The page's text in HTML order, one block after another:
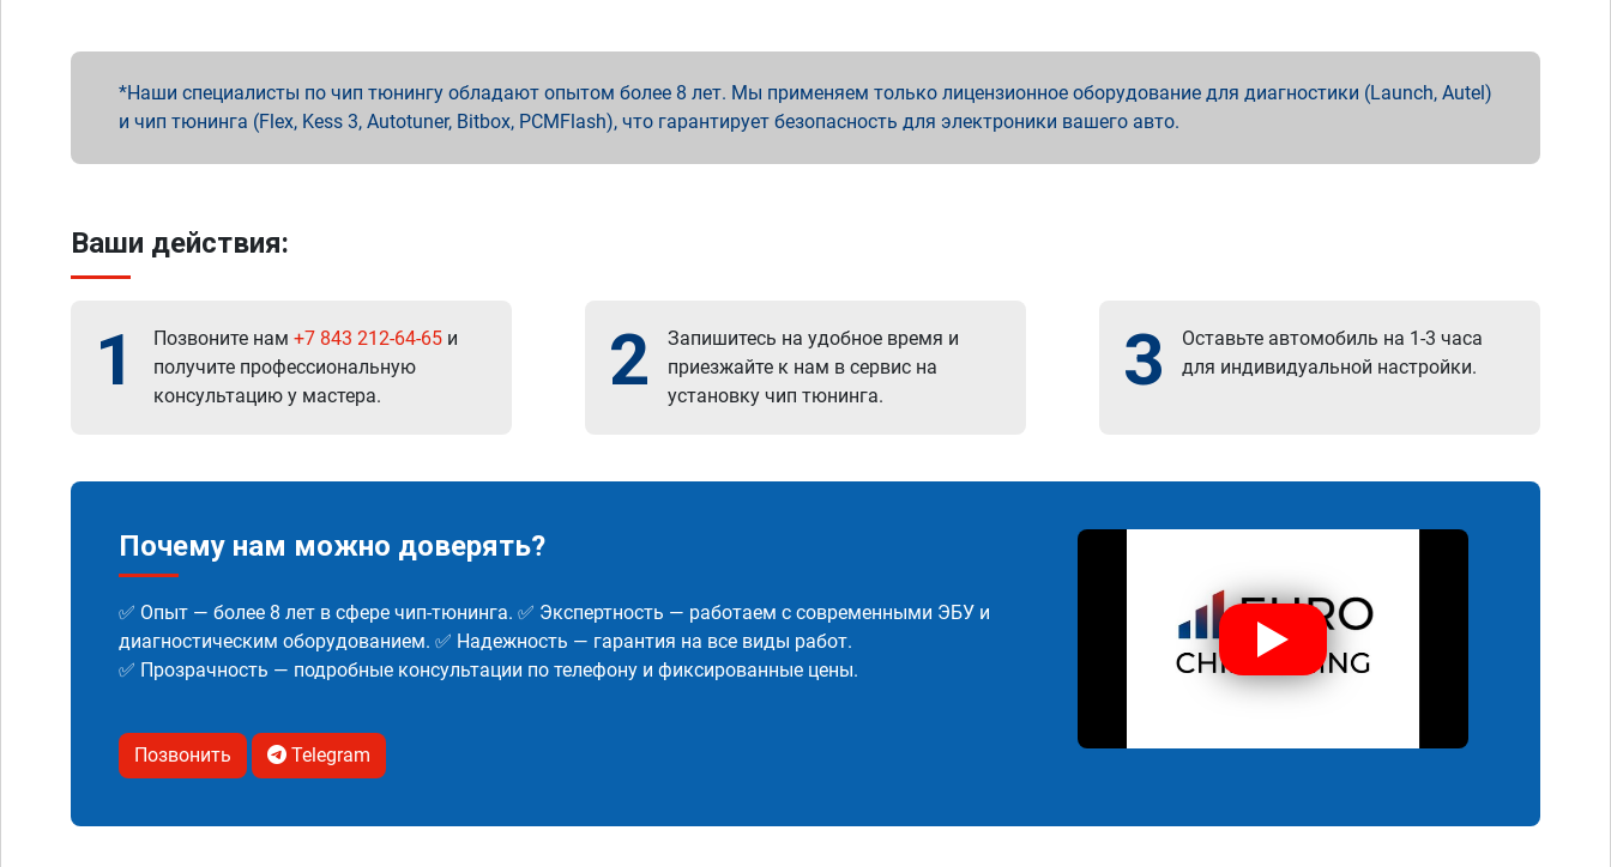
Наши специалисты по чип тюнингу обладают опытом более 8 лет. Мы применяем только лицензионное оборудование для диагностики (Launch, Autel)
и чип тюнинга (Flex, Kess 3, Autotuner, Bitbox, PCMFlash), что гарантирует безопасность для электроники вашего авто.
Ваши действия:
1 Позвоните нам +7 843 212-64-65 и
получите профессиональную
консультацию у мастера.
2
Запишитесь на удобное время и
приезжайте к нам в сервис на
установку чип тюнинга.
3
Оставьте автомобиль на 1-3 часа
для индивидуальной настройки.
Почему нам можно доверять?
✅ Опыт — более 8 лет в сфере чип-тюнинга. ✅ Экспертность — работаем с современными ЭБУ и
диагностическим оборудованием. ✅ Надежность — гарантия на все виды работ.
✅ Прозрачность — подробные консультации по телефону и фиксированные цены.
Позвонить Telegram